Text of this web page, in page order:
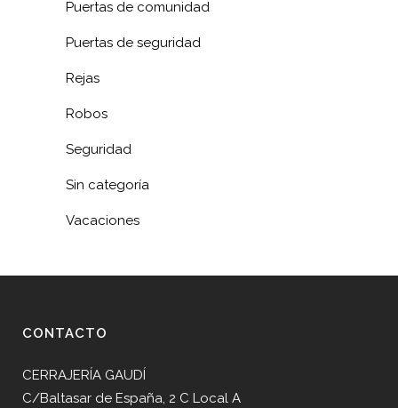
Puertas de comunidad
Puertas de seguridad
Rejas
Robos
Seguridad
Sin categoría
Vacaciones
CONTACTO
CERRAJERÍA GAUDÍ
C/Baltasar de España, 2 C Local A